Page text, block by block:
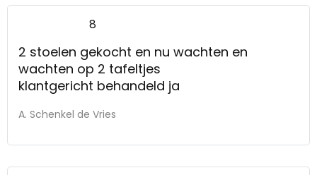
8
2 stoelen gekocht en nu wachten en
wachten op 2 tafeltjes
klantgericht behandeld ja
A. Schenkel de Vries